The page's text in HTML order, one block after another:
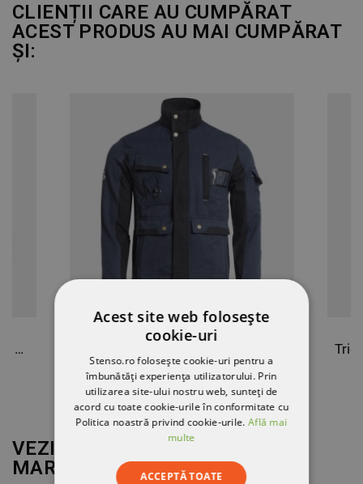
CLIENȚII CARE AU CUMPĂRAT
ACEST PRODUS AU MAI CUMPĂRAT
ȘI:
Jachetă de lucru EOS STRETCH RED/GREY
90,76 RON
VEZI MAI MULT DE LA
MARCA
STENSO
Acest site web folosește
cookie-uri
Stenso.ro folosește cookie-uri pentru a
îmbunătăți experiența utilizatorului. Prin
utilizarea site-ului nostru web, sunteți de
acord cu toate cookie-urile în conformitate cu
Politica noastră privind cookie-urile.Află mai
multe
ACCEPTĂ TOATE